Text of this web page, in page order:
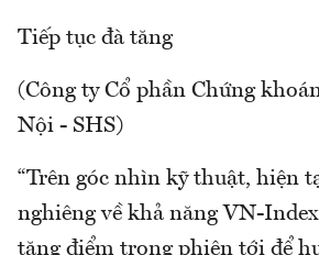
Tiếp tục đà tăng
(Công ty Cổ phần Chứng
Nội - SHS)
“Trên góc nhìn kỹ thuật, hiện
nghiêng về khả năng VN-
tăng điểm trong phiên tới để